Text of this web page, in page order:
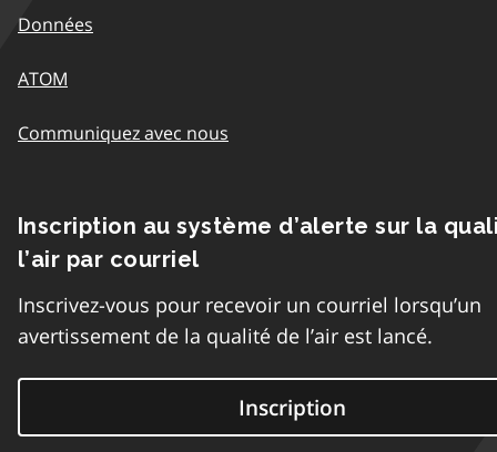
Données
ATOM
Communiquez avec nous
Inscription au système d’alerte sur la
l’air par courriel
Inscrivez-vous pour recevoir un courriel lorsqu’un
avertissement de la qualité de l’air est lancé.
Inscription